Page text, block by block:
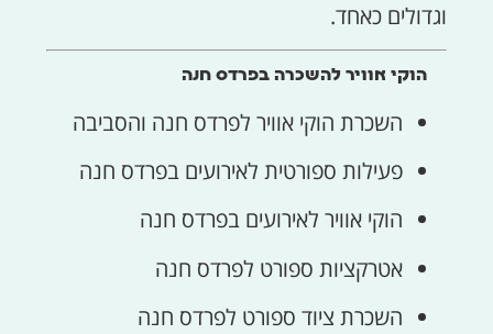
וגדולים כאחד.
הוקי אוויר להשכרה בפרדס חנה
השכרת הוקי אוויר לפרדס חנה והסביבה
פעילות ספורטית לאירועים בפרדס חנה
הוקי אוויר לאירועים בפרדס חנה
אטרקציות ספורט לפרדס חנה
השכרת ציוד ספורט לפרדס חנה